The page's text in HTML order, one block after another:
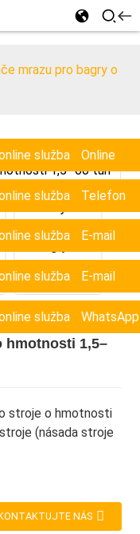
Online
Telefon
E-mail
E-mail
WhatsApp
mrazu pro bagry o
hmotnosti 1,5–
stroje o hmotnosti
(násada stroje
NÁS